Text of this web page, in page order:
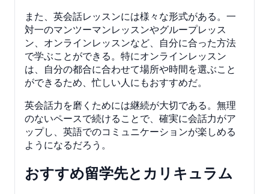
また、英会話レッスンには様々な形式がある。一
対一のマンツーマンレッスンやグループレッス
ン、オンラインレッスンなど、自分に合った方法
で学ぶことができる。特にオンラインレッスン
は、自分の都合に合わせて場所や時間を選ぶこと
ができるため、忙しい人にもおすすめだ。
英会話力を磨くためには継続が大切である。無理
のないペースで続けることで、確実に会話力がア
ップし、英語でのコミュニケーションが楽しめる
ようになるだろう。
おすすめ留学先とカリキュラム